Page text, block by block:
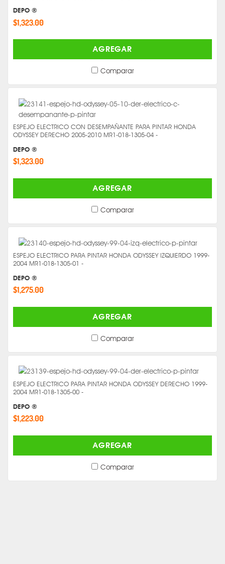
DEPO ®
$1,323.00
AGREGAR
Comparar
ESPEJO ELECTRICO CON DESEMPAÑANTE PARA PINTAR HONDA
ODYSSEY DERECHO 2005-2010 MR1-018-1305-04 -
DEPO ®
$1,323.00
AGREGAR
Comparar
ESPEJO ELECTRICO PARA PINTAR HONDA ODYSSEY IZQUIERDO 1999-
2004 MR1-018-1305-01 -
DEPO ®
$1,275.00
AGREGAR
Comparar
ESPEJO ELECTRICO PARA PINTAR HONDA ODYSSEY DERECHO 1999-
2004 MR1-018-1305-00 -
DEPO ®
$1,223.00
AGREGAR
Comparar